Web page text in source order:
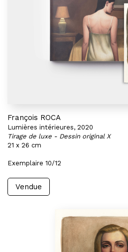
François ROCA
Lumières intérieures, 2020
Tirage de luxe - Dessin original X
21 x 26 cm
Exemplaire 10/12
Vendue